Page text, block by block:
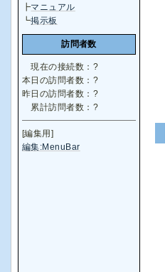
┣マニュアル
┗掲示板
訪問者数
現在の接続数： ?
本日の訪問者数： ?
昨日の訪問者数： ?
累計訪問者数： ?
[編集用]
編集:MenuBar